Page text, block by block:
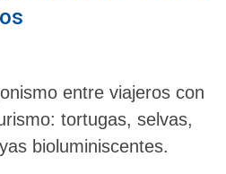
entre viajeros con
tortugas, selvas,
bioluminiscentes.